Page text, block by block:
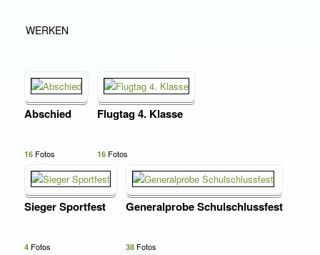
WERKEN
Abschied
16Fotos
Flugtag 4. Klasse
16Fotos
Sieger Sportfest
4Fotos
Generalprobe Schulschlussfest
38Fotos